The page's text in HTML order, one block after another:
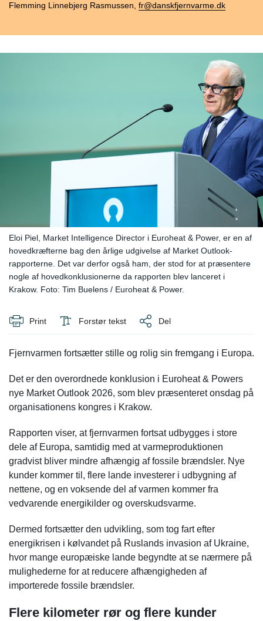
Flemming Linnebjerg Rasmussen, fr@danskfjernvarme.dk
Eloi Piel, Market Intelligence Director i Euroheat & Power, er en af
hovedkræfterne bag den årlige udgivelse af Market Outlook-
rapporterne. Det var derfor også ham, der stod for at præsentere
nogle af hovedkonklusionerne da rapporten blev lanceret i
Krakow. Foto: Tim Buelens / Euroheat & Power.
Print Forstør tekst Del
Fjernvarmen fortsætter stille og rolig sin fremgang i Europa.
Det er den overordnede konklusion i Euroheat & Powers
nye Market Outlook 2026, som blev præsenteret onsdag på
organisationens kongres i Krakow.
Rapporten viser, at fjernvarmen fortsat udbygges i store
dele af Europa, samtidig med at varmeproduktionen
gradvist bliver mindre afhængig af fossile brændsler. Nye
kunder kommer til, flere lande investerer i udbygning af
nettene, og en voksende del af varmen kommer fra
vedvarende energikilder og overskudsvarme.
Dermed fortsætter den udvikling, som tog fart efter
energikrisen i kølvandet på Ruslands invasion af Ukraine,
hvor mange europæiske lande begyndte at se nærmere på
mulighederne for at reducere afhængigheden af
importerede fossile brændsler.
Flere kilometer rør og flere kunder